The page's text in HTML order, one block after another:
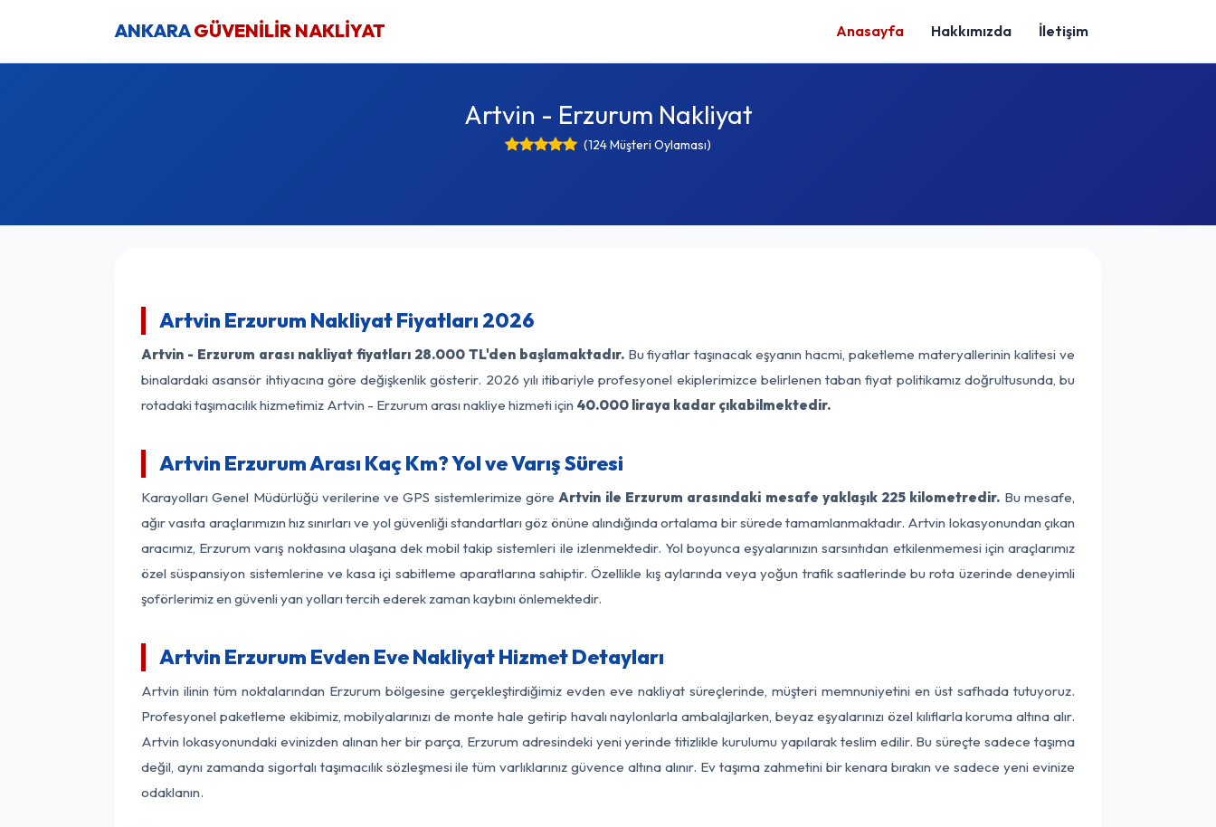
ANKARAGÜVENİLİR NAKLİYAT Anasayfa Hakkımızda İletişim
Artvin - Erzurum Nakliyat
(124 Müşteri Oylaması)
Artvin Erzurum Nakliyat Fiyatları 2026
Artvin - Erzurum arası nakliyat fiyatları 28.000 TL'den başlamaktadır.Bu fiyatlar taşınacak eşyanın hacmi, paketleme materyallerinin kalitesi ve
binalardaki asansör ihtiyacına göre değişkenlik gösterir. 2026 yılı itibariyle profesyonel ekiplerimizce belirlenen taban fiyat politikamız doğrultusunda, bu
rotadaki taşımacılık hizmetimiz Artvin - Erzurum arası nakliye hizmeti için 40.000 liraya kadar çıkabilmektedir.
Artvin Erzurum Arası Kaç Km? Yol ve Varış Süresi
Karayolları Genel Müdürlüğü verilerine ve GPS sistemlerimize göreArtvin ile Erzurum arasındaki mesafe yaklaşık 225 kilometredir. Bu mesafe,
ağır vasıta araçlarımızın hız sınırları ve yol güvenliği standartları göz önüne alındığında ortalama bir sürede tamamlanmaktadır. Artvin lokasyonundan çıkan
aracımız, Erzurum varış noktasına ulaşana dek mobil takip sistemleri ile izlenmektedir. Yol boyunca eşyalarınızın sarsıntıdan etkilenmemesi için araçlarımız
özel süspansiyon sistemlerine ve kasa içi sabitleme aparatlarına sahiptir. Özellikle kış aylarında veya yoğun trafik saatlerinde bu rota üzerinde deneyimli
şoförlerimiz en güvenli yan yolları tercih ederek zaman kaybını önlemektedir.
Artvin Erzurum Evden Eve Nakliyat Hizmet Detayları
Artvin ilinin tüm noktalarından Erzurum bölgesine gerçekleştirdiğimiz evden eve nakliyat süreçlerinde, müşteri memnuniyetini en üst safhada tutuyoruz.
Profesyonel paketleme ekibimiz, mobilyalarınızı de monte hale getirip havalı naylonlarla ambalajlarken, beyaz eşyalarınızı özel kılıflarla koruma altına alır.
Artvin lokasyonundaki evinizden alınan her bir parça, Erzurum adresindeki yeni yerinde titizlikle kurulumu yapılarak teslim edilir. Bu süreçte sadece taşıma
değil, aynı zamanda sigortalı taşımacılık sözleşmesi ile tüm varlıklarınız güvence altına alınır. Ev taşıma zahmetini bir kenara bırakın ve sadece yeni evinize
odaklanın.